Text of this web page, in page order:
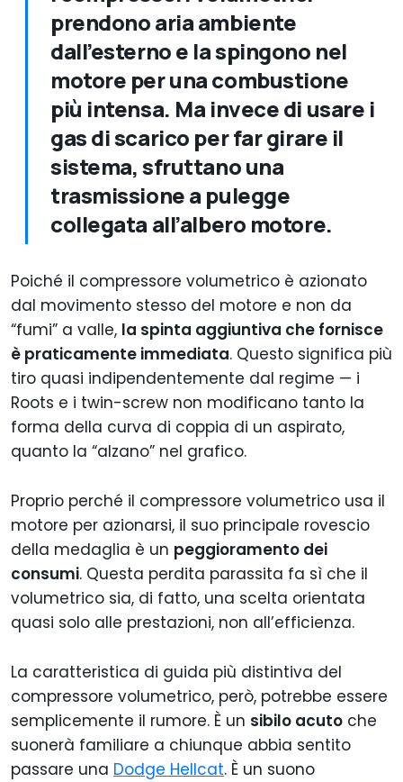
prendono aria ambiente
dall’esterno e la spingono nel
motore per una combustione
più intensa. Ma invece di usare i
gas di scarico per far girare il
sistema, sfruttano una
trasmissione a pulegge
collegata all’albero motore.
Poiché il compressore volumetrico è azionato
dal movimento stesso del motore e non da
“fumi” a valle, la spinta aggiuntiva che fornisce
è praticamente immediata. Questo significa più
tiro quasi indipendentemente dal regime — i
Roots e i twin-screw non modificano tanto la
forma della curva di coppia di un aspirato,
quanto la “alzano” nel grafico.
Proprio perché il compressore volumetrico usa il
motore per azionarsi, il suo principale rovescio
della medaglia è un peggioramento dei
consumi. Questa perdita parassita fa sì che il
volumetrico sia, di fatto, una scelta orientata
quasi solo alle prestazioni, non all’efficienza.
La caratteristica di guida più distintiva del
compressore volumetrico, però, potrebbe essere
semplicemente il rumore. È un sibilo acuto che
suonerà familiare a chiunque abbia sentito
passare una Dodge Hellcat. È un suono